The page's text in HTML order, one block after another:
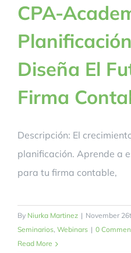
CPA-
Diseña El
Firma
Descripción: El
planificación. Aprende a
para tu firma contable,
By Niurka Martinez | November
Seminarios, Webinars | 0
Read More